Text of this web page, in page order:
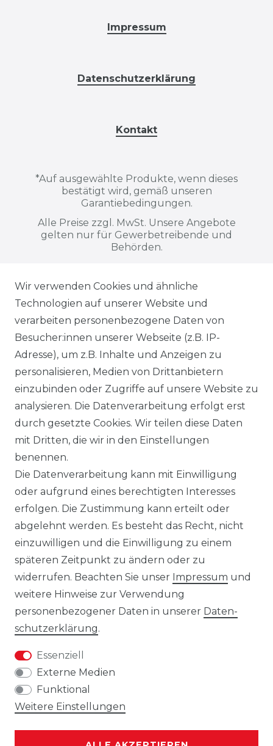
Impressum
Datenschutzerklärung
Kontakt
*Auf ausgewählte Produkte, wenn dieses
bestätigt wird, gemäß unseren
Garantiebedingungen.
Alle Preise zzgl. MwSt. Unsere Angebote
gelten nur für Gewerbetreibende und
Behörden.
Alle auf dieser Webseite dargestellten
Produkte, Abbildungen, Spezifikationen
und Beschreibungen dienen ausschließlich
der allgemeinen Information. Es wird
ausdrücklich darauf hingewiesen, dass
Abweichungen zwischen den dargestellten
Informationen und den tatsächlich
gelieferten Modellen möglich sind. Die
gezeigten Inhalte stellen nicht
notwendigerweise die finalen
Produkteigenschaften dar. Der Anbieter
behält sich das Recht vor, jederzeit und
ohne vorherige Ankündigung Änderungen
an den dargestellten Produkten
vorzunehmen.
Gebrauchte Ware wurde von uns nicht
getestet. Diese wird so verkauft, wie
angeboten, jedoch unter Ausschluss
jeglicher Sachmängel. Eine Haftung für
Sachmängel ist ausgeschlossen, es sei denn,
verschwiegen oder eine
Beschaffenheitsgarantie übernommen. Die
Haftung für Schäden aus der Verletzung
des Lebens, des Körpers oder der
Produkthaftungsgesetz bleibt unberührt.
Wir verwenden Cookies und ähnliche
Technologien auf unserer Website und
verarbeiten personenbezogene Daten von
Besucher:innen unserer Webseite (z.B. IP-
Adresse), um z.B. Inhalte und Anzeigen zu
personalisieren, Medien von Drittanbietern
einzubinden oder Zugriffe auf unsere Website zu
analysieren. Die Datenverarbeitung erfolgt erst
durch gesetzte Cookies. Wir teilen diese Daten
mit Dritten, die wir in den Einstellungen
benennen.
Die Datenverarbeitung kann mit Einwilligung
oder aufgrund eines berechtigten Interesses
erfolgen. Die Zustimmung kann erteilt oder
abgelehnt werden. Es besteht das Recht, nicht
einzuwilligen und die Einwilligung zu einem
späteren Zeitpunkt zu ändern oder zu
widerrufen. Beachten Sie unser Impressum und
weitere Hinweise zur Verwendung
personenbezogener Daten in unserer Daten­
schutz­erklärung.
Essenziell
Externe Medien
Funktional
Weitere Einstellungen